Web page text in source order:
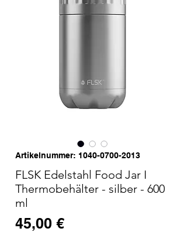
Artikelnummer: 1040-0700-2013
FLSK Edelstahl Food Jar I
Thermobehälter - silber - 600
ml
45,00 €Preis